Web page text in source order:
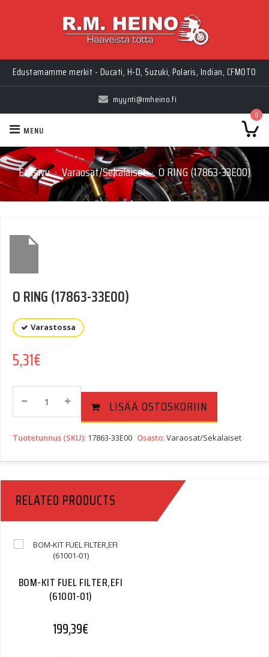
Edustamamme merkit - Ducati, H-D, Suzuki, Polaris, Indian, CFMOTO
myynti@rmheino.fi
0
MENU
Etusivu › Varaosat/Sekalaiset › O RING (17863-33E00)
O RING (17863-33E00)
Varastossa
5,31€
33E00)
LISÄÄ OSTOSKORIIN
Tuotetunnus (SKU): 17863-33E00 Osasto:Varaosat/Sekalaiset
RELATED PRODUCTS
BOM-KIT FUEL FILTER,EFI
(61001-01)
199,39€